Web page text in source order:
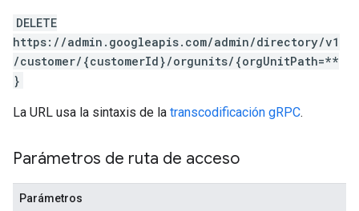
DELETE
https://admin.googleapis.com/admin/directory/v1
/customer/{customerId}/orgunits/{orgUnitPath=**
}
La URL usa la sintaxis de la transcodificación gRPC.
Parámetros de ruta de acceso
Parámetros